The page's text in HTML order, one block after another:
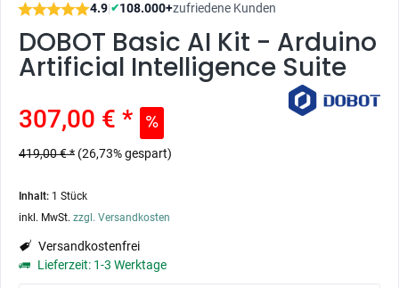
4.9|✔108.000+zufriedene Kunden
DOBOT Basic AI Kit - Arduino
Artificial Intelligence Suite
307,00 € *
419,00 € * (26,73% gespart)
Inhalt: 1 Stück
inkl. MwSt. zzgl. Versandkosten
Versandkostenfrei
Lieferzeit: 1-3 Werktage